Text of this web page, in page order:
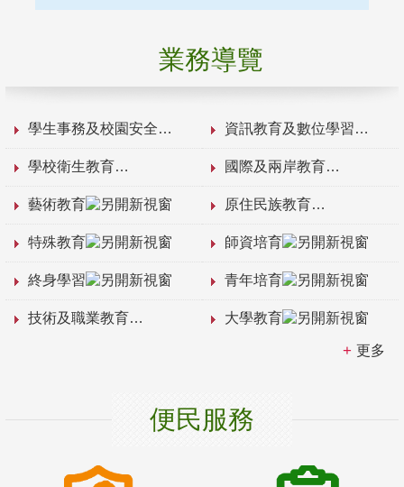
業務導覽
學生事務及校園安全 資訊教育及數位學習
學校衛生教育 國際及兩岸教育
藝術教育 原住民族教育
特殊教育 師資培育
終身學習 青年培育
技術及職業教育 大學教育
更多
便民服務